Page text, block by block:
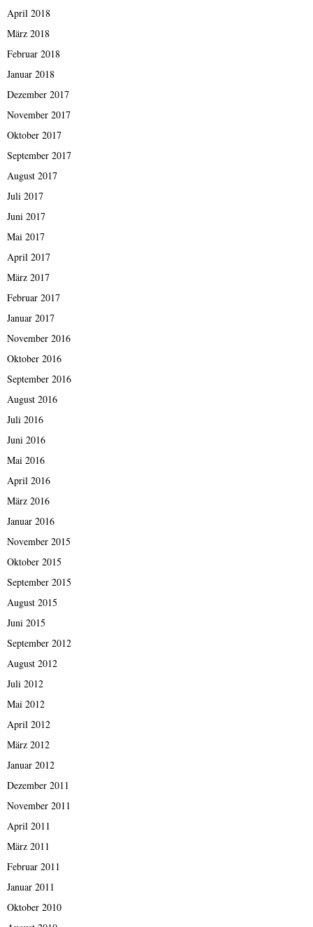
April 2018
März 2018
Februar 2018
Januar 2018
Dezember 2017
November 2017
Oktober 2017
September 2017
August 2017
Juli 2017
Juni 2017
Mai 2017
April 2017
März 2017
Februar 2017
Januar 2017
November 2016
Oktober 2016
September 2016
August 2016
Juli 2016
Juni 2016
Mai 2016
April 2016
März 2016
Januar 2016
November 2015
Oktober 2015
September 2015
August 2015
Juni 2015
September 2012
August 2012
Juli 2012
Mai 2012
April 2012
März 2012
Januar 2012
Dezember 2011
November 2011
April 2011
März 2011
Februar 2011
Januar 2011
Oktober 2010